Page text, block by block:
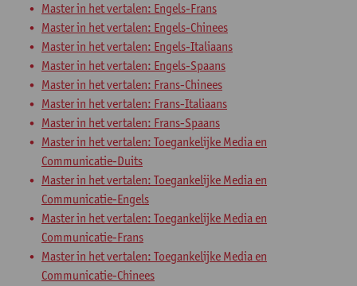
Master in het vertalen: Engels-Frans
Master in het vertalen: Engels-Chinees
Master in het vertalen: Engels-Italiaans
Master in het vertalen: Engels-Spaans
Master in het vertalen: Frans-Chinees
Master in het vertalen: Frans-Italiaans
Master in het vertalen: Frans-Spaans
Master in het vertalen: Toegankelijke Media en
Communicatie-Duits
Master in het vertalen: Toegankelijke Media en
Communicatie-Engels
Master in het vertalen: Toegankelijke Media en
Communicatie-Frans
Master in het vertalen: Toegankelijke Media en
Communicatie-Chinees